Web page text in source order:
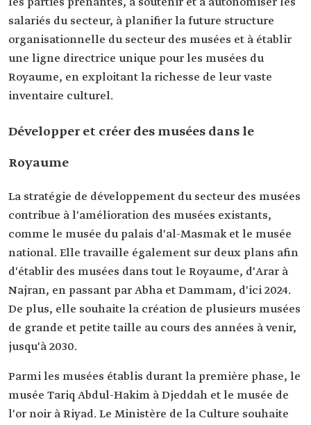
salariés du secteur, à planifier la future structure
organisationnelle du secteur des musées et à établir
une ligne directrice unique pour les musées du
Royaume, en exploitant la richesse de leur vaste
inventaire culturel.
Développer et créer des musées dans le
Royaume
La stratégie de développement du secteur des musées
contribue à l'amélioration des musées existants,
comme le musée du palais d'al-Masmak et le musée
national. Elle travaille également sur deux plans afin
d'établir des musées dans tout le Royaume, d'Arar à
Najran, en passant par Abha et Dammam, d'ici 2024.
De plus, elle souhaite la création de plusieurs musées
de grande et petite taille au cours des années à venir,
jusqu'à 2030.
Parmi les musées établis durant la première phase, le
musée Tariq Abdul-Hakim à Djeddah et le musée de
l'or noir à Riyad. Le Ministère de la Culture souhaite